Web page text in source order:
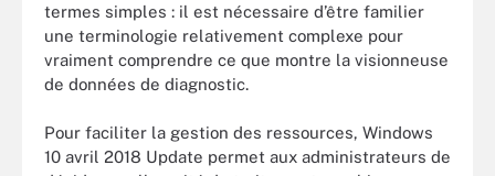
termes simples : il est nécessaire d’être familier
une terminologie relativement complexe pour
vraiment comprendre ce que montre la visionneuse
de données de diagnostic.
Pour faciliter la gestion des ressources, Windows
10 avril 2018 Update permet aux administrateurs de